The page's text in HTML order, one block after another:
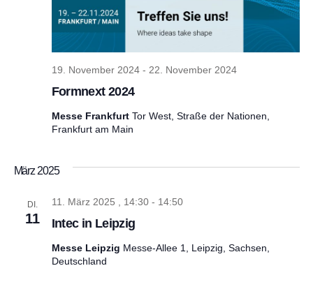
Formnext 2024
19. November 2024- 22. November 2024
Messe Frankfurt Tor West, Straße der Nationen,
Frankfurt am Main
März 2025
DI.
11 Intec in Leipzig
11. März 2025 , 14:30- 14:50
Messe Leipzig Messe-Allee 1, Leipzig, Sachsen,
Deutschland